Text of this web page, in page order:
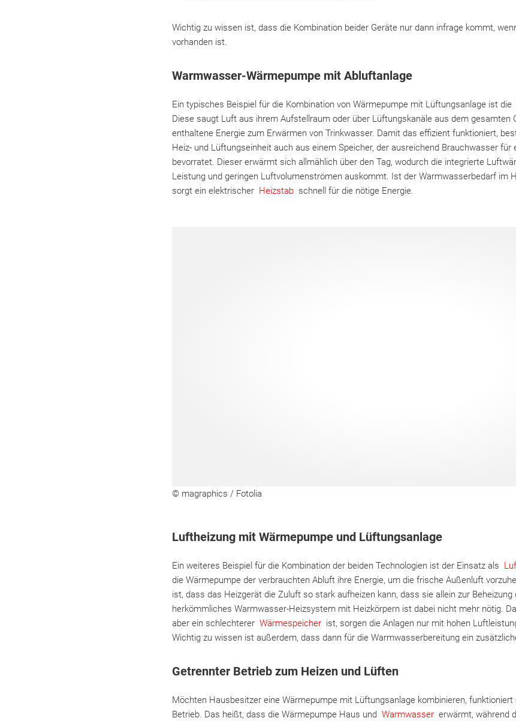
Wichtig zu wissen ist, dass die Kombination beider Geräte nur dann infrage kommt,
vorhanden ist.
Warmwasser-Wärmepumpe mit Abluftanlage
Ein typisches Beispiel für die Kombination von Wärmepumpe mit Lüftungsanlage ist die
Diese saugt Luft aus ihrem Aufstellraum oder über Lüftungskanäle aus dem gesamten
enthaltene Energie zum Erwärmen von Trinkwasser. Damit das effizient funktioniert,
Heiz- und Lüftungseinheit auch aus einem Speicher, der ausreichend Brauchwasser für
bevorratet. Dieser erwärmt sich allmählich über den Tag, wodurch die integrierte
Leistung und geringen Luftvolumenströmen auskommt. Ist der Warmwasserbedarf im
sorgt ein elektrischer Heizstab schnell für die nötige Energie.
© magraphics / Fotolia
Luftheizung mit Wärmepumpe und Lüftungsanlage
Ein weiteres Beispiel für die Kombination der beiden Technologien ist der Einsatz als
die Wärmepumpe der verbrauchten Abluft ihre Energie, um die frische Außenluft
ist, dass das Heizgerät die Zuluft so stark aufheizen kann, dass sie allein zur
herkömmliches Warmwasser-Heizsystem mit Heizkörpern ist dabei nicht mehr nötig.
aber ein schlechterer Wärmespeicher ist, sorgen die Anlagen nur mit hohen
Wichtig zu wissen ist außerdem, dass dann für die Warmwasserbereitung ein
Getrennter Betrieb zum Heizen und Lüften
Möchten Hausbesitzer eine Wärmepumpe mit Lüftungsanlage kombinieren,
Betrieb. Das heißt, dass die Wärmepumpe Haus und Warmwasser erwärmt, während